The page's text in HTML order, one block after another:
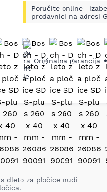
Poručite online i
prodavnici na adresi
Originalna garancija
dleto za pločice nudi